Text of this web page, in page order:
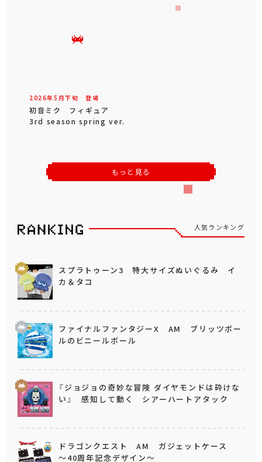
2026年5 月下旬 登場
初音ミク フィギュア
3rd season spring ver.
もっと見る
人気ランキング
スプラトゥーン3 特大サイズぬいぐるみ イ
カ＆タコ
ファイナルファンタジーX AM ブリッツボー
ルのビニールボール
『ジョジョの奇妙な冒険 ダイヤモンドは砕けな
い』 感知して動く シアーハートアタック
ドラゴンクエスト AM ガジェットケース
～40周年記念デザイン～